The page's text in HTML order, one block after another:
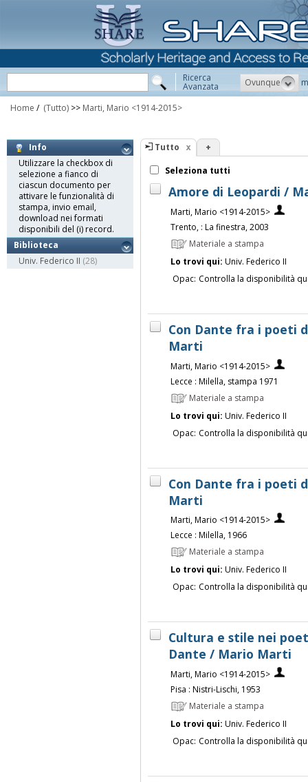
Ricerca
Avanzata Ovunque
Home / (Tutto) >> Marti, Mario <1914-2015>
Info
Utilizzare la checkbox di
selezione a fianco di
ciascun documento per
attivare le funzionalità di
stampa, invio email,
download nei formati
disponibili del (i) record.
Biblioteca
Univ. Federico II (28)
Tutto +
Seleziona tutti
Amore di Leopardi /
Marti, Mario <1914-2015>
Trento, : La finestra, 2003
Materiale a stampa
Lo trovi qui: Univ. Federico II
Opac: Controlla la disponibilità
Con Dante fra i poeti
Marti
Marti, Mario <1914-2015>
Lecce : Milella, stampa 1971
Materiale a stampa
Lo trovi qui: Univ. Federico II
Opac: Controlla la disponibilità
Con Dante fra i poeti
Marti
Marti, Mario <1914-2015>
Lecce : Milella, 1966
Materiale a stampa
Lo trovi qui: Univ. Federico II
Opac: Controlla la disponibilità
Cultura e stile nei
Dante / Mario Marti
Marti, Mario <1914-2015>
Pisa : Nistri-Lischi, 1953
Materiale a stampa
Lo trovi qui: Univ. Federico II
Opac: Controlla la disponibilità